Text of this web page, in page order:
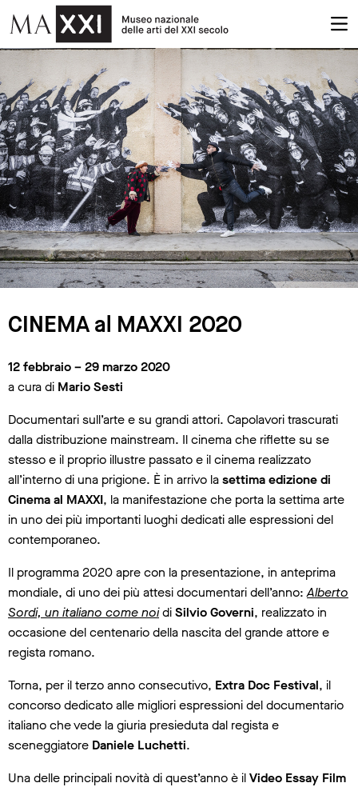
CINEMA al MAXXI 2020
12 febbraio – 29 marzo 2020
a cura di Mario Sesti
Documentari sull’arte e su grandi attori. Capolavori trascurati
dalla distribuzione mainstream. Il cinema che riflette su se
stesso e il proprio illustre passato e il cinema realizzato
all’interno di una prigione. È in arrivo lasettima edizione di
Cinema al MAXXI, la manifestazione che porta la settima arte
in uno dei più importanti luoghi dedicati alle espressioni del
contemporaneo.
Il programma 2020 apre con la presentazione, in anteprima
mondiale, di uno dei più attesi documentari dell’anno:Alberto
Sordi, un italiano come noidiSilvio Governi, realizzato in
occasione del centenario della nascita del grande attore e
regista romano.
Torna, per il terzo anno consecutivo, Extra Doc Festival, il
concorso dedicato alle migliori espressioni del documentario
italiano che vede la giuria presieduta dal regista e
sceneggiatore Daniele Luchetti.
Una delle principali novità di quest’anno è ilVideo Essay Film